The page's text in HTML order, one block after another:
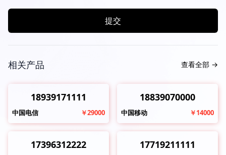
提交
相关产品 查看全部 →
18939171111
中国电信 ￥29000
18839070000
中国移动 ￥14000
17396312222 17719211111